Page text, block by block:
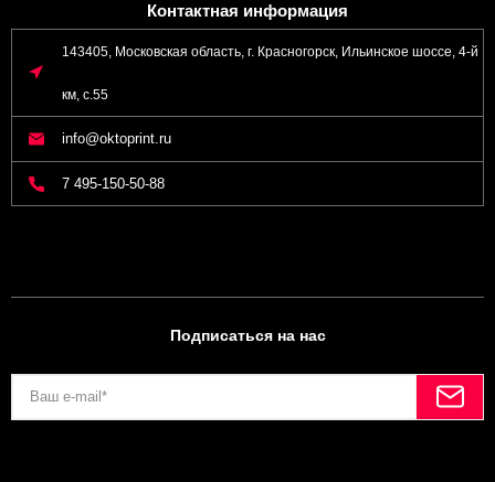
Контактная информация
143405, Московская область, г. Красногорск, Ильинское шоссе, 4-й
км, с.55
info@oktoprint.ru
7 495-150-50-88
Подписаться на нас